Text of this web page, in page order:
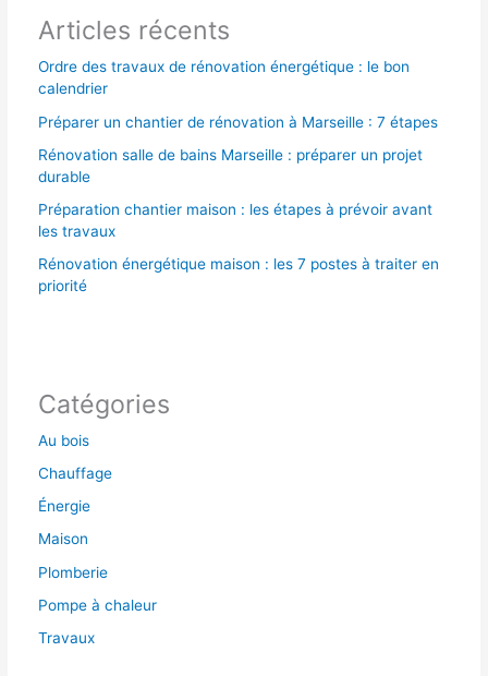
:
Articles récents
Ordre des travaux de rénovation énergétique : le bon
calendrier
Préparer un chantier de rénovation à Marseille : 7 étapes
Rénovation salle de bains Marseille : préparer un projet
durable
Préparation chantier maison : les étapes à prévoir avant
les travaux
Rénovation énergétique maison : les 7 postes à traiter en
priorité
Catégories
Au bois
Chauffage
Énergie
Maison
Plomberie
Pompe à chaleur
Travaux